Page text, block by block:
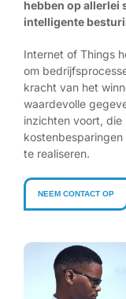
hebben op allerlei
intelligente
Internet of Things
om
kracht van het
waardevolle
inzichten voort,
te realiseren.
NEEM CONTACT OP